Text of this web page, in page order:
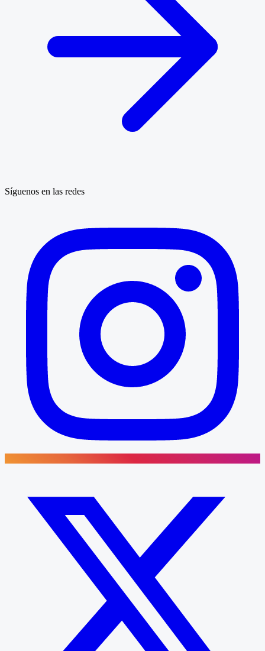
Síguenos en las redes